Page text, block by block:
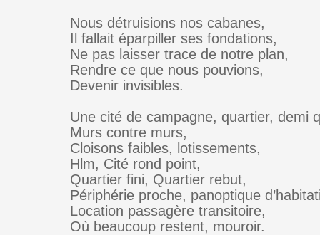
Nous détruisions nos cabanes,
Il fallait éparpiller ses fondations,
Ne pas laisser trace de notre plan,
Rendre ce que nous pouvions,
Devenir invisibles.
Une cité de campagne, quartier, demi
Murs contre murs,
Cloisons faibles, lotissements,
Hlm, Cité rond point,
Quartier fini, Quartier rebut,
Périphérie proche, panoptique
Location passagère transitoire,
Où beaucoup restent, mouroir.